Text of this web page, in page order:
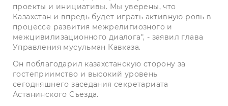
проекты и инициативы. Мы уверены, что
Казахстан и впредь будет играть активную роль в
процессе развития межрелигиозного и
межцивилизационного диалога", - заявил глава
Управления мусульман Кавказа.
Он поблагодарил казахстанскую сторону за
гостеприимство и высокий уровень
сегодняшнего заседания секретариата
Астанинского Съезда.